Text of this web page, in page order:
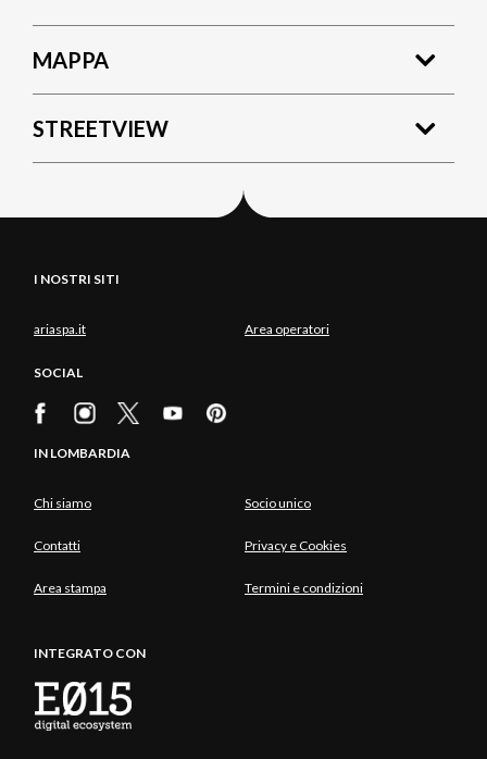
MAPPA
STREETVIEW
I NOSTRI SITI
ariaspa.it Area operatori
SOCIAL
IN LOMBARDIA
Chi siamo Socio unico
Contatti Privacy e Cookies
Area stampa Termini e condizioni
INTEGRATO CON